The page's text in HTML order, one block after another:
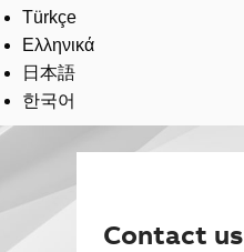
Türkçe
Ελληνικά
日本語
한국어
Contact us